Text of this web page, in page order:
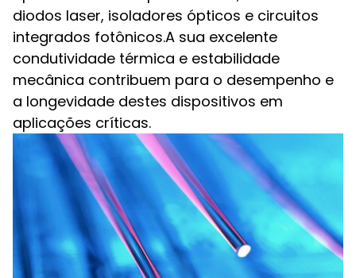
diodos laser, isoladores ópticos e circuitos
integrados fotônicos.A sua excelente
condutividade térmica e estabilidade
mecânica contribuem para o desempenho e
a longevidade destes dispositivos em
aplicações críticas.